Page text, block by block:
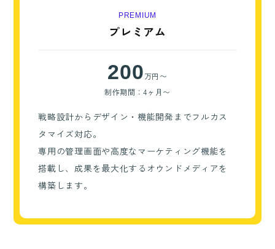
PREMIUM
プレミアム
200万円〜
制作期間：4ヶ月〜
戦略設計からデザイン・機能開発までフルカス
タマイズ対応。
専用の管理画面や高度なマーケティング機能を
搭載し、成果を最大化するオウンドメディアを
構築します。